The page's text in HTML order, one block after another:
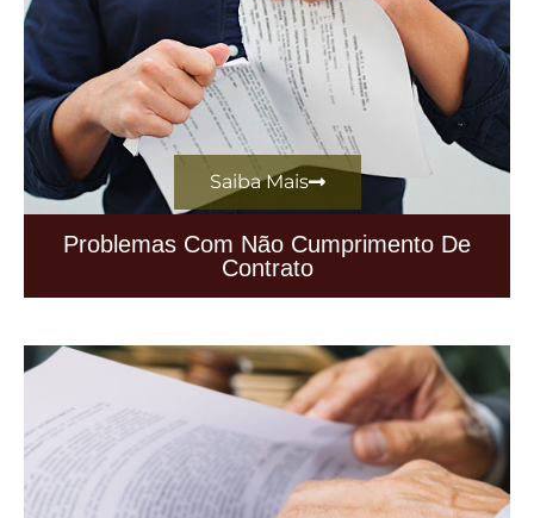
Problemas Com Não Cumprimento De
Contrato
Saiba Mais